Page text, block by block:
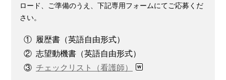
ロード、ご準備のうえ、下記専用フォームにてご応募くだ
さい。
① 履歴書（英語自由形式）
② 志望動機書（英語自由形式）
③ チェックリスト（看護師）